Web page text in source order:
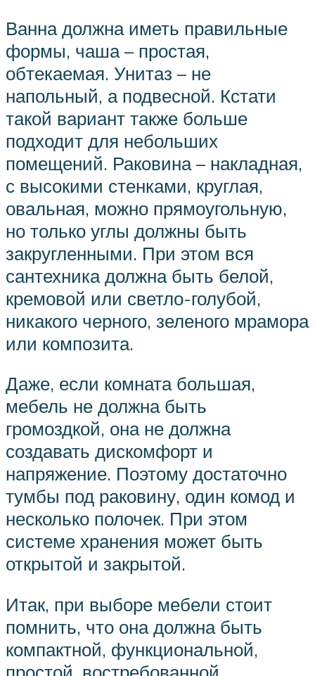
Ванна должна иметь правильные
формы, чаша – простая,
обтекаемая. Унитаз – не
напольный, а подвесной. Кстати
такой вариант также больше
подходит для небольших
помещений. Раковина – накладная,
с высокими стенками, круглая,
овальная, можно прямоугольную,
но только углы должны быть
закругленными. При этом вся
сантехника должна быть белой,
кремовой или светло-голубой,
никакого черного, зеленого мрамора
или композита.
Даже, если комната большая,
мебель не должна быть
громоздкой, она не должна
создавать дискомфорт и
напряжение. Поэтому достаточно
тумбы под раковину, один комод и
несколько полочек. При этом
системе хранения может быть
открытой и закрытой.
Итак, при выборе мебели стоит
помнить, что она должна быть
компактной, функциональной,